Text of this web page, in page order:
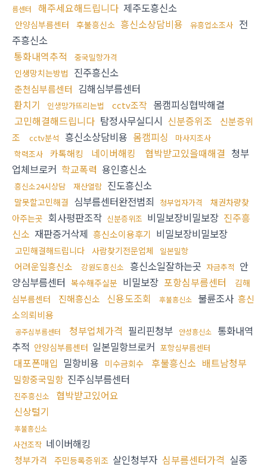
름센터
해주세요해드립니다 제주도흥신소
안양심부름센터 후불흥신소 흥신소상담비용 유흥업소조사 전
주흥신소
통화내역추적
중국밀항가격
인생망치는방법 진주흥신소
춘천심부름센터 김해심부름센터
환치기
인생망가뜨리는법 cctv조작 몸캠피싱협박해결
고민해결해드립니다 탐정사무실디시 신분증위조
신분증위
조
cctv분석 흥신소상담비용 몸캠피싱
마사지조사
학력조사
카톡해킹 네이버해킹 협박받고있을때해결 청부
업체브로커 학교폭력 용인흥신소
흥신소24시상담 재산열람 진도흥신소
말못할고민해결 심부름센터완전범죄 청부업자가격
채권차량찾
아주는곳 회사평판조작 신분증위조 비밀보장비밀보장 진주흥
신소 재판증거삭제 흥신소이용후기 비밀보장비밀보장
고민해결해드립니다 사람찾기전문업체 일본밀항
어려운일흥신소 강원도흥신소 흥신소일잘하는곳 자금추적 안
양심부름센터 복수해주실분 비밀보장 포항심부름센터
김해
심부름센터
진해흥신소 신용도조회 후불흥신소 불륜조사 흥신
소의뢰비용
공주심부름센터 청부업체가격 필리핀청부 안성흥신소
통화내역
추적 안양심부름센터 일본밀항브로커 포항심부름센터
대포폰매입 밀항비용 미수금회수 후불흥신소 배트남청부
밀항중국밀항 진주심부름센터
진주흥신소
협박받고있어요
신상털기
후불흥신소
사건조작 네이버해킹
청부가격 주민등록증위조 살인청부자 심부름센터가격 실종